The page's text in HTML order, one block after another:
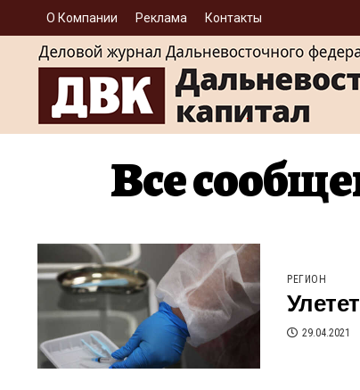
О Компании Реклама Контакты
Все
РЕГИОН
29.04.2021